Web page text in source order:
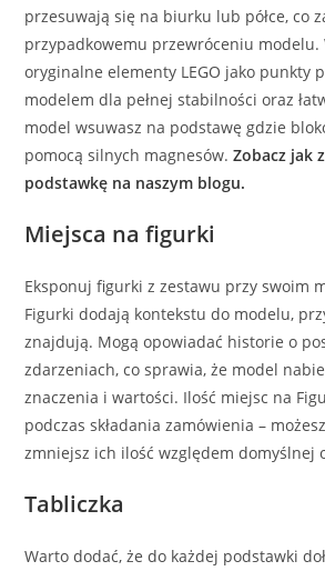
przesuwają się na biurku lub półce, co
przypadkowemu przewróceniu modelu.
oryginalne elementy LEGO jako punkty
modelem dla pełnej stabilności oraz
model wsuwasz na podstawę gdzie
pomocą silnych magnesów. Zobacz jak
podstawkę na naszym blogu.
Miejsca na figurki
Eksponuj figurki z zestawu przy swoim
Figurki dodają kontekstu do modelu,
znajdują. Mogą opowiadać historie o
zdarzeniach, co sprawia, że model
znaczenia i wartości. Ilość miejsc na
podczas składania zamówienia –
zmniejsz ich ilość względem domyślnej
Tabliczka
Warto dodać, że do każdej podstawki